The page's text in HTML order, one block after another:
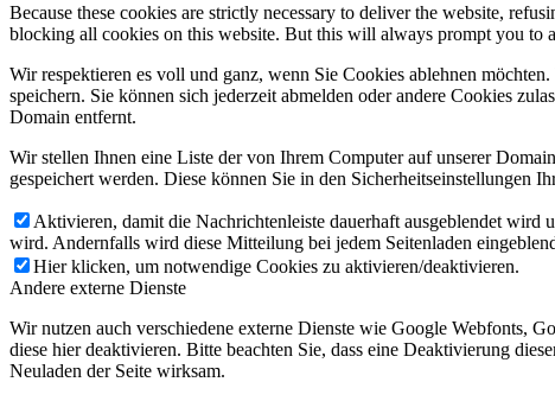
Because these cookies are strictly necessary to deliver the website,
blocking all cookies on this website. But this will always prompt you to
Wir respektieren es voll und ganz, wenn Sie Cookies ablehnen
speichern. Sie können sich jederzeit abmelden oder andere Cookies
Domain entfernt.
Wir stellen Ihnen eine Liste der von Ihrem Computer auf unserer
gespeichert werden. Diese können Sie in den Sicherheitseinstellungen
Aktivieren, damit die Nachrichtenleiste dauerhaft ausgeblendet wird
wird. Andernfalls wird diese Mitteilung bei jedem Seitenladen
Hier klicken, um notwendige Cookies zu aktivieren/deaktivieren.
Andere externe Dienste
Wir nutzen auch verschiedene externe Dienste wie Google Webfonts,
diese hier deaktivieren. Bitte beachten Sie, dass eine Deaktivierung
Neuladen der Seite wirksam.